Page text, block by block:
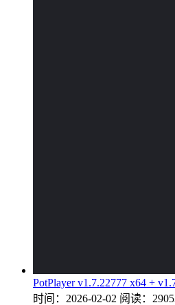
PotPlayer v1.7.22777 x64 +
时间：2026-02-02 阅读：